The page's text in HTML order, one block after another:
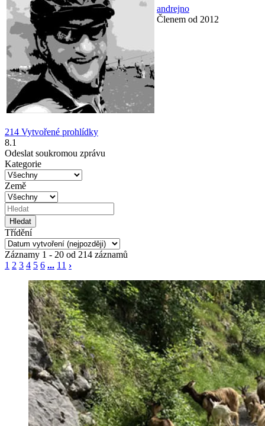
andrejno
Členem od 2012
214 Vytvořené prohlídky
8.1
Odeslat soukromou zprávu
Kategorie
Země
Třídění
Záznamy 1 - 20 od 214 záznamů
1 2 3 4 5 6 ... 11 ›